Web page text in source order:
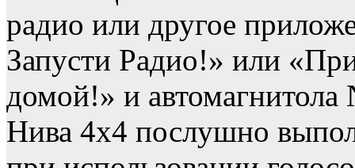
радио или другое
Запусти Радио!» или
домой!» и
Нива 4х4 послушно